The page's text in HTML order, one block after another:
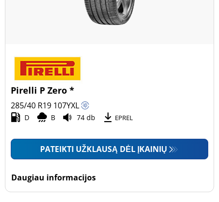
Pirelli P Zero *
285/40 R19 107YXL
D B 74 db EPREL
PATEIKTI UŽKLAUSĄ DĖL ĮKAINIŲ
Daugiau informacijos